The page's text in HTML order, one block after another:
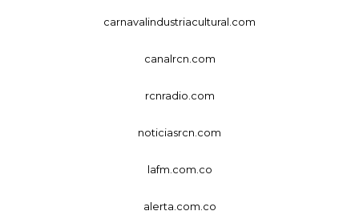
carnavalindustriacultural.com
canalrcn.com
rcnradio.com
noticiasrcn.com
lafm.com.co
alerta.com.co